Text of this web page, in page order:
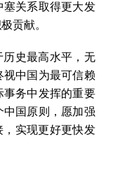
塞关系取得更大发
贡献。
史最高水平，无
中国为最可信赖
事务中发挥的重要
国原则，愿加强
，实现更好更快发